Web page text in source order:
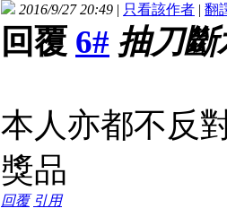
2016/9/27 20:49 | 只看該作者 | 翻
回覆 6# 抽刀斷
本人亦都不反
獎品
回覆 引用